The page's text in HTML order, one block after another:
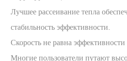
Лучшее рассеивание тепла
стабильность эффективности.
Скорость не равна эффективности
Многие пользователи путают